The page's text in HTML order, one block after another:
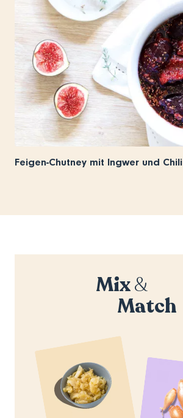
Feigen-Chutney mit Ingwer und Chili
Mix&
Match